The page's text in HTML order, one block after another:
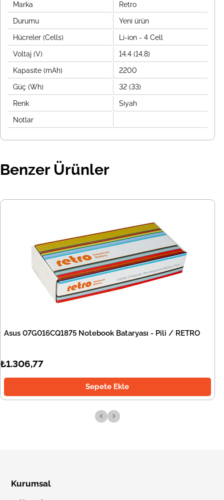
Marka Retro
Durumu Yeni ürün
Hücreler (Cells) Li-ion - 4 Cell
Voltaj (V) 14.4 (14.8)
Kapasite (mAh) 2200
Güç (Wh) 32 (33)
Renk Siyah
Notlar
Benzer Ürünler
Asus 07G016CQ1875 Notebook Bataryası - Pili / RETRO
₺1.306,77
Sepete Ekle
‹ ›
Kurumsal